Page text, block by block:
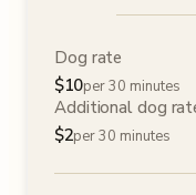
Dog rate
$10per 30 minutes
Additional dog
$2per 30 minutes